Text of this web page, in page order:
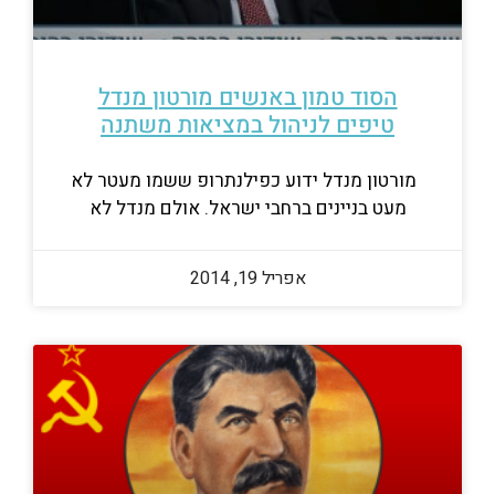
הסוד טמון באנשים מורטון מנדל
טיפים לניהול במציאות משתנה
מורטון מנדל ידוע כפילנתרופ ששמו מעטר לא
מעט בניינים ברחבי ישראל. אולם מנדל לא
אפריל 19, 2014